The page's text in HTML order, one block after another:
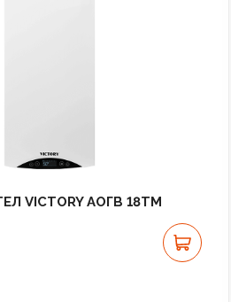
VICTORY АОГВ 18TМ